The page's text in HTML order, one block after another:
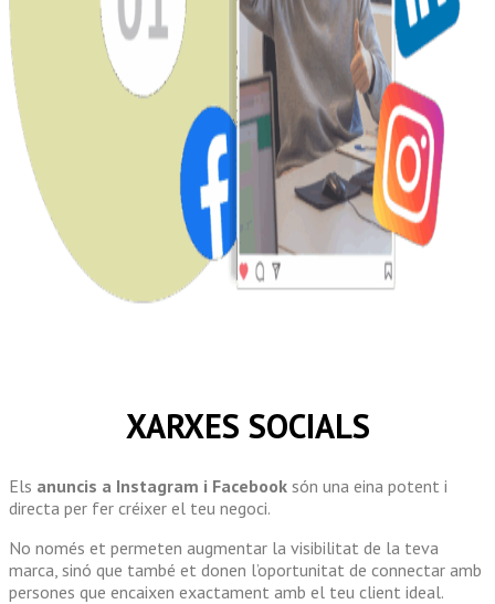
XARXES SOCIALS
Els anuncis a Instagram i Facebook són una eina potent i
directa per fer créixer el teu negoci.
No només et permeten augmentar la visibilitat de la teva
marca, sinó que també et donen l’oportunitat de connectar amb
persones que encaixen exactament amb el teu client ideal.